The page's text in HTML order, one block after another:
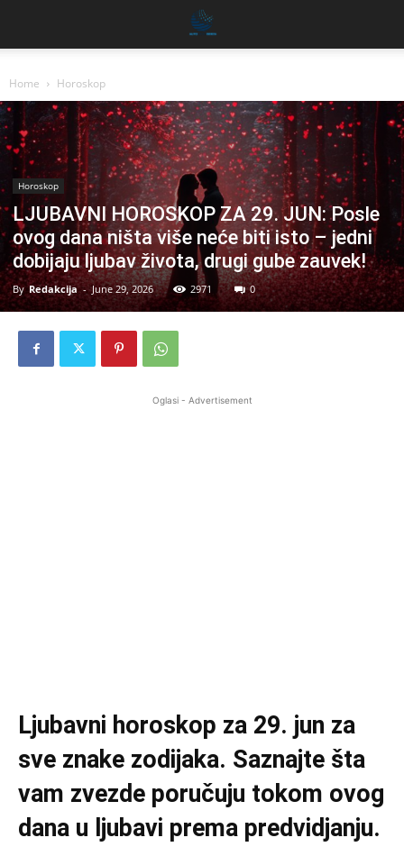
Home Horoskop
Horoskop
LJUBAVNI HOROSKOP ZA 29. JUN: Posle
ovog dana ništa više neće biti isto – jedni
dobijaju ljubav života, drugi gube zauvek!
By Redakcija - June 29, 2026 2971 0
Oglasi - Advertisement
Ljubavni horoskop za 29. jun za
sve znake zodijaka. Saznajte šta
vam zvezde poručuju tokom ovog
dana u ljubavi prema predvidjanju.